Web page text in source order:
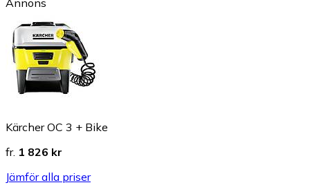
Annons
Kärcher OC 3 + Bike
fr. 1 826 kr
Jämför alla priser